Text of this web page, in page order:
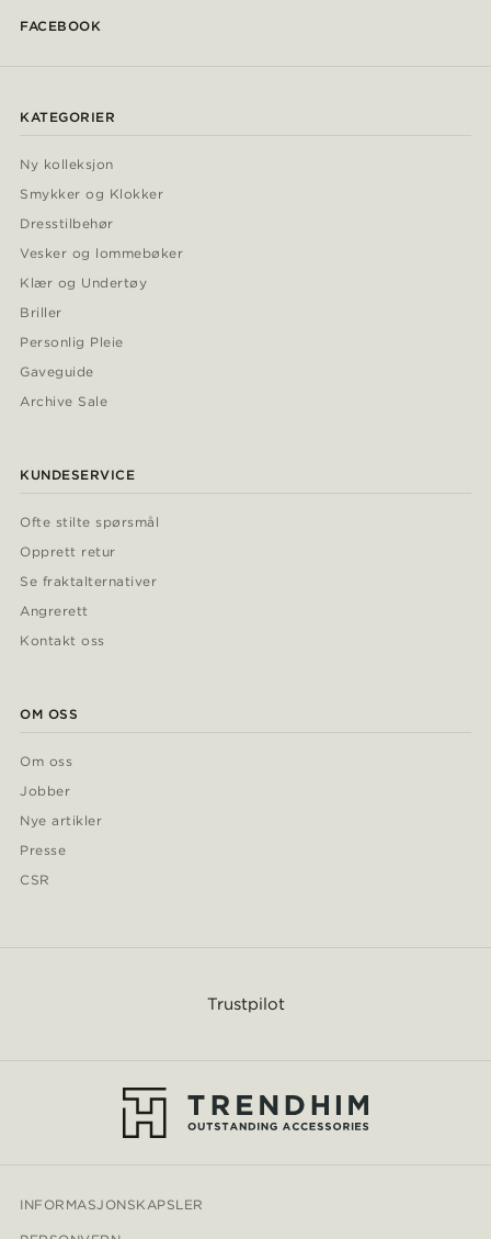
FACEBOOK
KATEGORIER
Ny kolleksjon
Smykker og Klokker
Dresstilbehør
Vesker og lommebøker
Klær og Undertøy
Briller
Personlig Pleie
Gaveguide
Archive Sale
KUNDESERVICE
Ofte stilte spørsmål
Opprett retur
Se fraktalternativer
Angrerett
Kontakt oss
OM OSS
Om oss
Jobber
Nye artikler
Presse
CSR
Trustpilot
INFORMASJONSKAPSLER